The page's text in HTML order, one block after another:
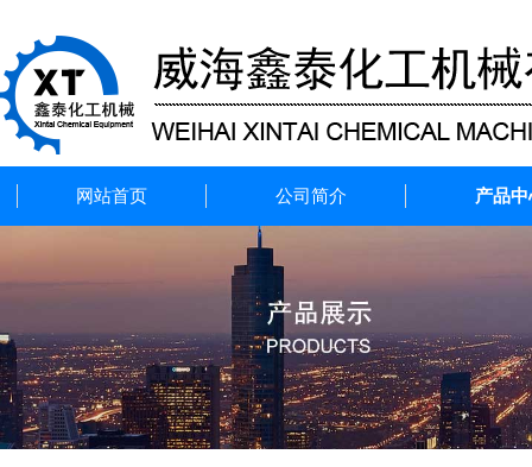
网站首页 公司简介 产品